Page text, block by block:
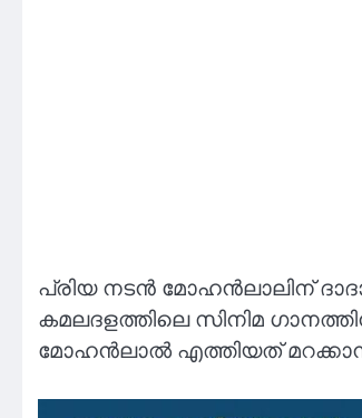
പ്രിയ നടൻ മോഹൻലാലിന്
കമലദളത്തിലെ സിനിമ
മോഹൻലാൽ എത്തിയത്